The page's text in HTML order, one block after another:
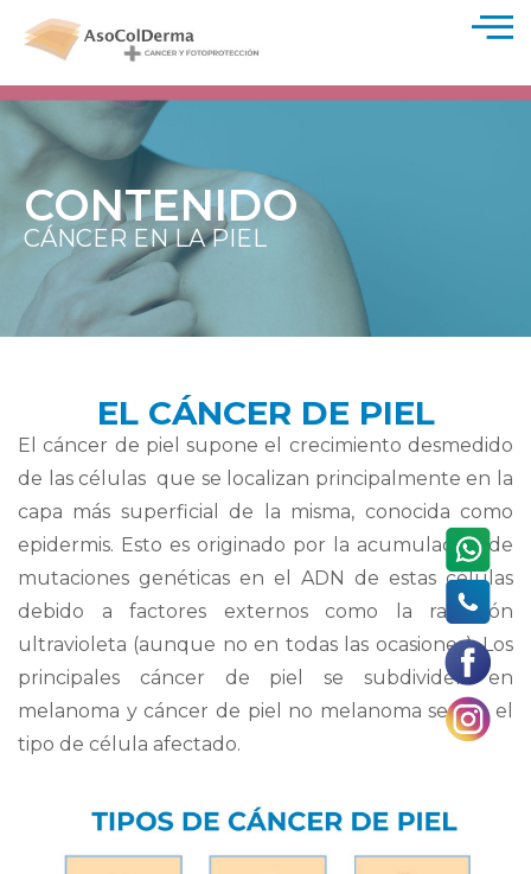
CONTENIDO
CÁNCER EN LA PIEL
EL CÁNCER DE PIEL
El cáncer de piel supone el crecimiento desmedido
de las células que se localizan principalmente en la
capa más superficial de la misma, conocida como
epidermis. Esto es originado por la acumulación de
mutaciones genéticas en el ADN de estas células
debido a factores externos como la radiación
ultravioleta (aunque no en todas las ocasiones). Los
principales cáncer de piel se subdividen en
melanoma y cáncer de piel no melanoma según el
tipo de célula afectado.